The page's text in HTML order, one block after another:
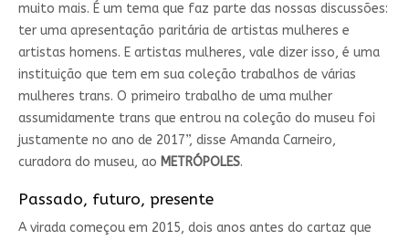
muito mais. É um tema que faz parte das nossas discussões:
ter uma apresentação paritária de artistas mulheres e
artistas homens. E artistas mulheres, vale dizer isso, é uma
instituição que tem em sua coleção trabalhos de várias
mulheres trans. O primeiro trabalho de uma mulher
assumidamente trans que entrou na coleção do museu foi
justamente no ano de 2017”, disse Amanda Carneiro,
curadora do museu, ao METRÓPOLES.
Passado, futuro, presente
A virada começou em 2015, dois anos antes do cartaz que